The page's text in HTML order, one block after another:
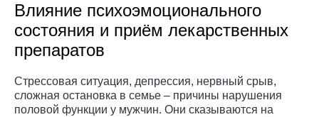
Влияние психоэмоционального
состояния и приём лекарственных
препаратов
Стрессовая ситуация, депрессия, нервный срыв,
сложная остановка в семье – причины нарушения
половой функции у мужчин. Они сказываются на